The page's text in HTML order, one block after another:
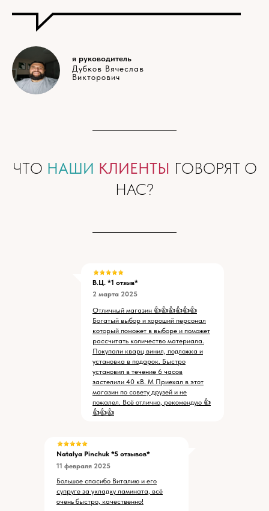
я руководитель
Дубков Вячеслав
Викторович
ЧТО НАШИ КЛИЕНТЫ ГОВОРЯТ О
НАС?
Natalya Pinchuk *5 отзывов*
11 февраля 2025
Большое спасибо Виталию и его
супруге за укладку ламината, всё
очень быстро, качественно!
В.Ц. *1 отзыв*
Отличный магазин 👍👍👍👍👍👍
Богатый выбор и хороший персонал
который поможет в выборе и поможет
рассчитать количество материала.
Покупали кварц винил, подложка и
установка в подарок. Быстро
установил в течение 6 часов
застелили 40 кВ. М Приехал в этот
магазин по совету друзей и не
пожалел. Всё отлично, рекомендую 👍
👍👍👍
2 марта 2025